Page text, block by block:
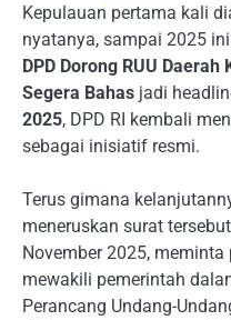
Kepulauan pertama kali
nyatanya, sampai 2025
DPD Dorong RUU
Segera Bahas jadi
2025, DPD RI kembali
sebagai inisiatif resmi.
Terus gimana
meneruskan surat
November 2025,
mewakili pemerintah
Perancang Undang-